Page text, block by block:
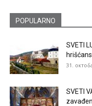
POPULARNO
SVETI
31.
SVETI